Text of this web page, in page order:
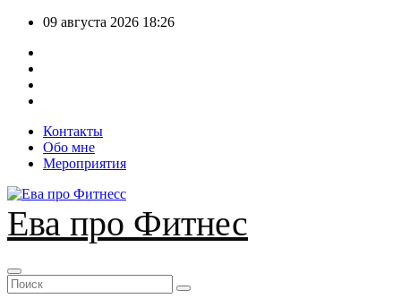
Перейти
содержимому
09 августа 2026 18:26
Контакты
Обо мне
Мероприятия
Ева про Фитнес